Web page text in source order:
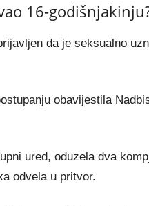
16-
da je seksualno
obavijestila
ured, oduzela dva
odvela u pritvor.